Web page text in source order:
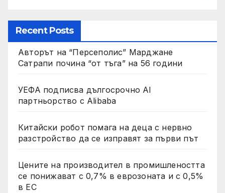
Recent Posts
Авторът на “Персеполис” Марджане
Сатрапи почина “от тъга” на 56 години
УЕФА подписва дългосрочно AI
партньорство с Alibaba
Китайски робот помага на деца с нервно
разстройство да се изправят за първи път
Цените на производител в промишлеността
се понижават с 0,7% в еврозоната и с 0,5%
в ЕС